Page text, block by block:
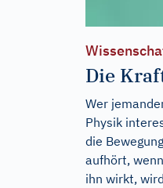
Die
Wer
Physik
die
aufhört,
ihn wirkt,